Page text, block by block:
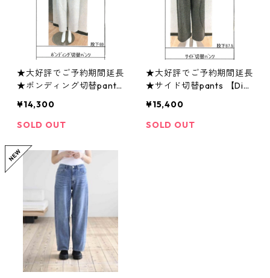
★大好評でご予約期間延長
★ボンディング切替pants
ollier ディニテコリエ 25
冬ご予約】 80256509 25
¥14,300
SOLD OUT
★大好評でご予約期間延長
★サイド切替pants 【Dig
エ 25冬ご予約】 80256
583 2512b-005
¥15,400
SOLD OUT